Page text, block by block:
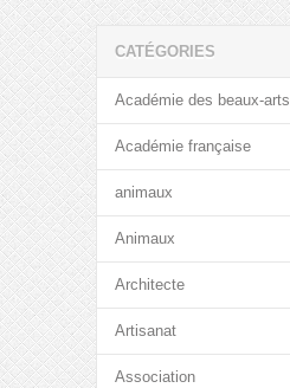
CATÉGORIES
Académie des beaux-arts
Académie française
animaux
Animaux
Architecte
Artisanat
Association